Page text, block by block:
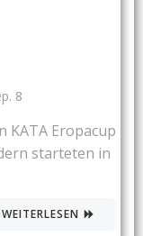
8
KATA Eropacup
starteten in
WEITERLESEN